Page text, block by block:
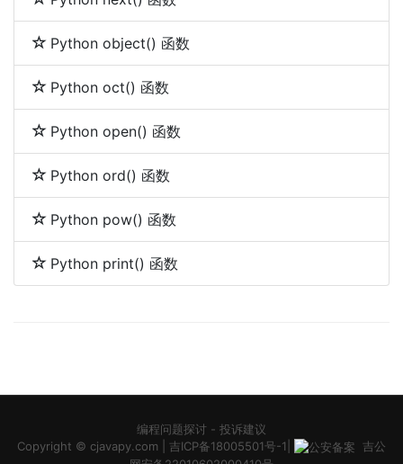
Python object() 函数
Python oct() 函数
Python open() 函数
Python ord() 函数
Python pow() 函数
Python print() 函数
编程问题探讨 - 投诉建议
Copyright © cjavapy.com 吉ICP备18005501号-1
吉公